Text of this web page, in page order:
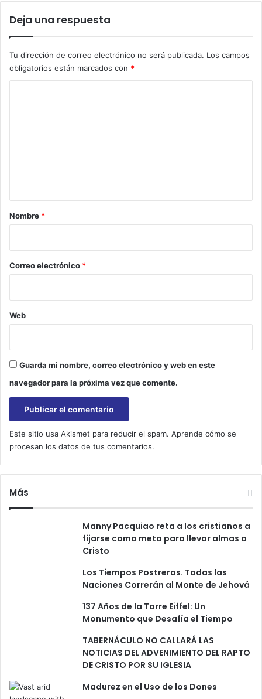
Deja una respuesta
Tu dirección de correo electrónico no será publicada. Los campos
obligatorios están marcados con *
r
*
Nombre *
Correo electrónico *
Web
Guarda mi nombre, correo electrónico y web en este
navegador para la próxima vez que comente.
Este sitio usa Akismet para reducir el spam. Aprende cómo se
procesan los datos de tus comentarios.
Más
Manny Pacquiao reta a los cristianos a
fijarse como meta para llevar almas a
Cristo
Los Tiempos Postreros. Todas las
Naciones Correrán al Monte de Jehová
137 Años de la Torre Eiffel: Un
Monumento que Desafía el Tiempo
TABERNÁCULO NO CALLARÁ LAS
NOTICIAS DEL ADVENIMIENTO DEL RAPTO
DE CRISTO POR SU IGLESIA
Madurez en el Uso de los Dones